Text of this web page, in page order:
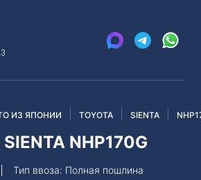
ИЗ ЯПОНИИ TOYOTA SIENTA
NHP170G
Тип ввоза: Полная пошлина